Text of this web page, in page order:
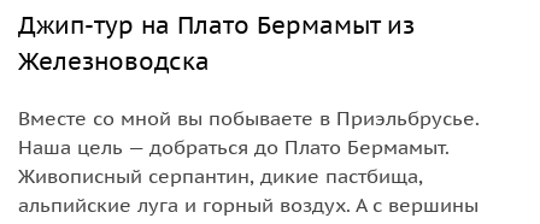
Джип-тур на Плато Бермамыт из
Железноводска
Вместе со мной вы побываете в Приэльбрусье.
Наша цель — добраться до Плато Бермамыт.
Живописный серпантин, дикие пастбища,
альпийские луга и горный воздух. А с вершины